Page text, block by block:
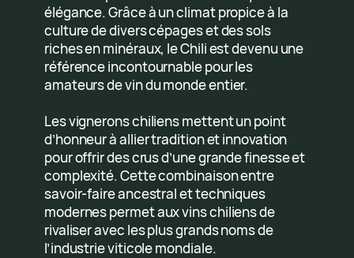
élégance. Grâce à un climat propice à la
culture de divers cépages et des sols
riches en minéraux, le Chili est devenu une
référence incontournable pour les
amateurs de vin du monde entier.
Les vignerons chiliens mettent un point
d’honneur à allier tradition et innovation
pour offrir des crus d’une grande finesse et
complexité. Cette combinaison entre
savoir-faire ancestral et techniques
modernes permet aux vins chiliens de
rivaliser avec les plus grands noms de
l’industrie viticole mondiale.